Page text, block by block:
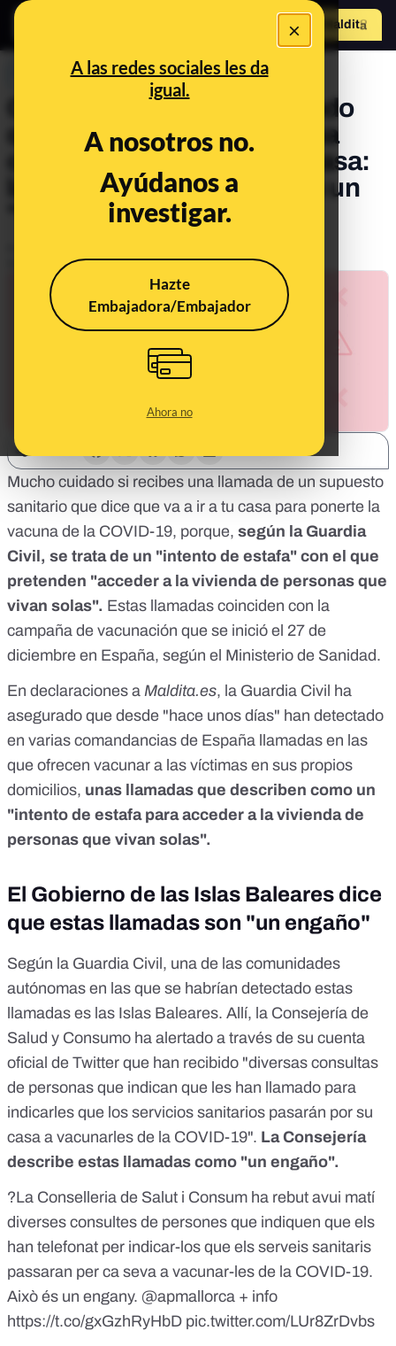
×
A las redes sociales les da
igual.
A nosotros no.
Ayúdanos a
investigar.
Hazte
Embajadora/Embajador
Ahora no
Hazte Maldito
PREBUNKING
Cuidado si te llaman diciendo
que te van a poner la vacuna
contra la COVID-19 en tu casa:
la Guardia Civil dice que es un
"intento de estafa"
Actualizado elMar 20, 2021, 7:13:00 PM
Mucho cuidado si recibes una llamada de un supuesto
sanitario que dice que va a ir a tu casa para ponerte la
vacuna de la COVID-19, porque, según la Guardia
Civil, se trata de un "intento de estafa" con el que
pretenden "acceder a la vivienda de personas que
vivan solas". Estas llamadas coinciden con la
campaña de vacunación que se inició el 27 de
diciembre en España, según el Ministerio de Sanidad.
En declaraciones a Maldita.es, la Guardia Civil ha
asegurado que desde "hace unos días" han detectado
en varias comandancias de España llamadas en las
que ofrecen vacunar a las víctimas en sus propios
domicilios, unas llamadas que describen como un
"intento de estafa para acceder a la vivienda de
personas que vivan solas".
El Gobierno de las Islas Baleares dice
que estas llamadas son "un engaño"
Según la Guardia Civil, una de las comunidades
autónomas en las que se habrían detectado estas
llamadas es las Islas Baleares. Allí, la Consejería de
Salud y Consumo ha alertado a través de su cuenta
oficial de Twitter que han recibido "diversas consultas
de personas que indican que les han llamado para
indicarles que los servicios sanitarios pasarán por su
casa a vacunarles de la COVID-19". La Consejería
describe estas llamadas como "un engaño".
?La Conselleria de Salut i Consum ha rebut avui matí
diverses consultes de persones que indiquen que els
han telefonat per indicar-los que els serveis sanitaris
passaran per ca seva a vacunar-les de la COVID-19.
Això és un engany. @apmallorca + info
https://t.co/gxGzhRyHbD pic.twitter.com/LUr8ZrDvbs